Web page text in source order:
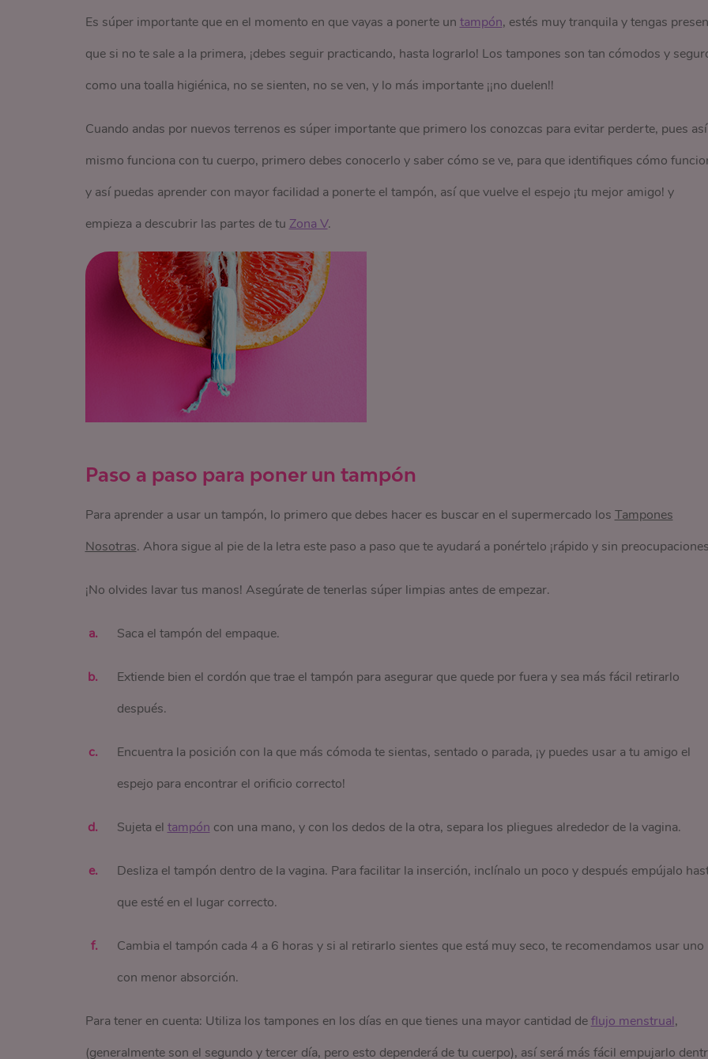
Es súper importante que en el momento en que vayas a ponerte un tampón, estés muy tranquila y tengas
que si no te sale a la primera, ¡debes seguir practicando, hasta lograrlo! Los tampones son tan cómodos y
como una toalla higiénica, no se sienten, no se ven, y lo más importante ¡¡no duelen!!
Cuando andas por nuevos terrenos es súper importante que primero los conozcas para evitar perderte, pues así
mismo funciona con tu cuerpo, primero debes conocerlo y saber cómo se ve, para que identifiques cómo
y así puedas aprender con mayor facilidad a ponerte el tampón, así que vuelve el espejo ¡tu mejor amigo! y
empieza a descubrir las partes de tu Zona V.
Paso a paso para poner un tampón
Para aprender a usar un tampón, lo primero que debes hacer es buscar en el supermercado los Tampones
Nosotras. Ahora sigue al pie de la letra este paso a paso que te ayudará a ponértelo ¡rápido y sin
¡No olvides lavar tus manos! Asegúrate de tenerlas súper limpias antes de empezar.
Saca el tampón del empaque.
Extiende bien el cordón que trae el tampón para asegurar que quede por fuera y sea más fácil retirarlo
después.
Encuentra la posición con la que más cómoda te sientas, sentado o parada, ¡y puedes usar a tu amigo el
espejo para encontrar el orificio correcto!
Sujeta el tampón con una mano, y con los dedos de la otra, separa los pliegues alrededor de la vagina.
Desliza el tampón dentro de la vagina. Para facilitar la inserción, inclínalo un poco y después empújalo
que esté en el lugar correcto.
Cambia el tampón cada 4 a 6 horas y si al retirarlo sientes que está muy seco, te recomendamos usar uno
con menor absorción.
Para tener en cuenta: Utiliza los tampones en los días en que tienes una mayor cantidad deflujo menstrual,
(generalmente son el segundo y tercer día, pero esto dependerá de tu cuerpo), así será más fácil empujarlo